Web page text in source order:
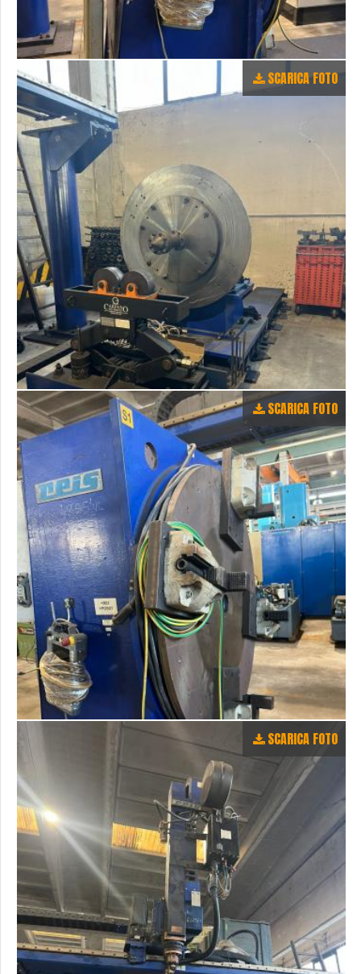
SCARICA FOTO
SCARICA FOTO
SCARICA FOTO